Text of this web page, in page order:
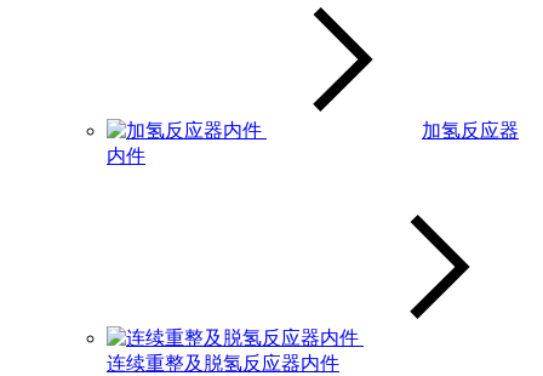
加氢反应器
内件
连续重整及脱氢反应器内件